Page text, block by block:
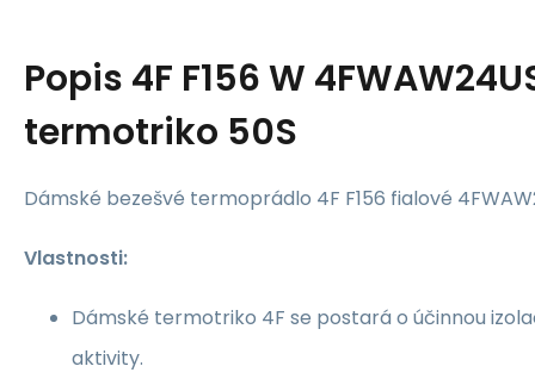
Popis 4F F156 W
termotriko 50S
Dámské bezešvé termoprádlo 4F F156 fialové
Vlastnosti:
Dámské termotriko 4F se postará o účinnou
aktivity.